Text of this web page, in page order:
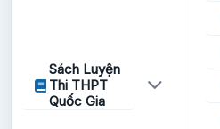
Sách Luyện
Thi THPT
Quốc Gia